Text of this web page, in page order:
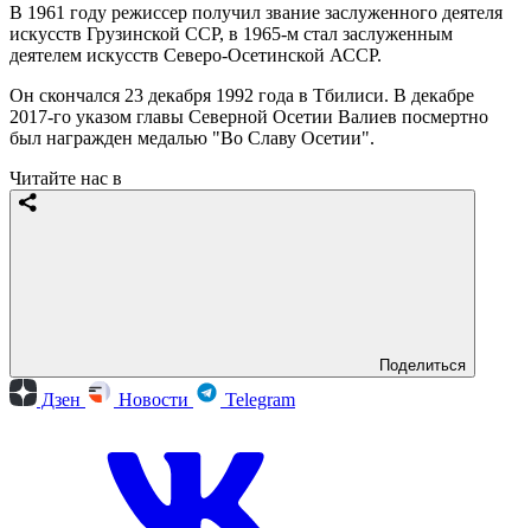
В 1961 году режиссер получил звание заслуженного деятеля
искусств Грузинской ССР, в 1965-м стал заслуженным
деятелем искусств Северо-Осетинской АССР.
Он скончался 23 декабря 1992 года в Тбилиси. В декабре
2017-го указом главы Северной Осетии Валиев посмертно
был награжден медалью "Во Славу Осетии".
Читайте нас в
Поделиться
Дзен Новости Telegram